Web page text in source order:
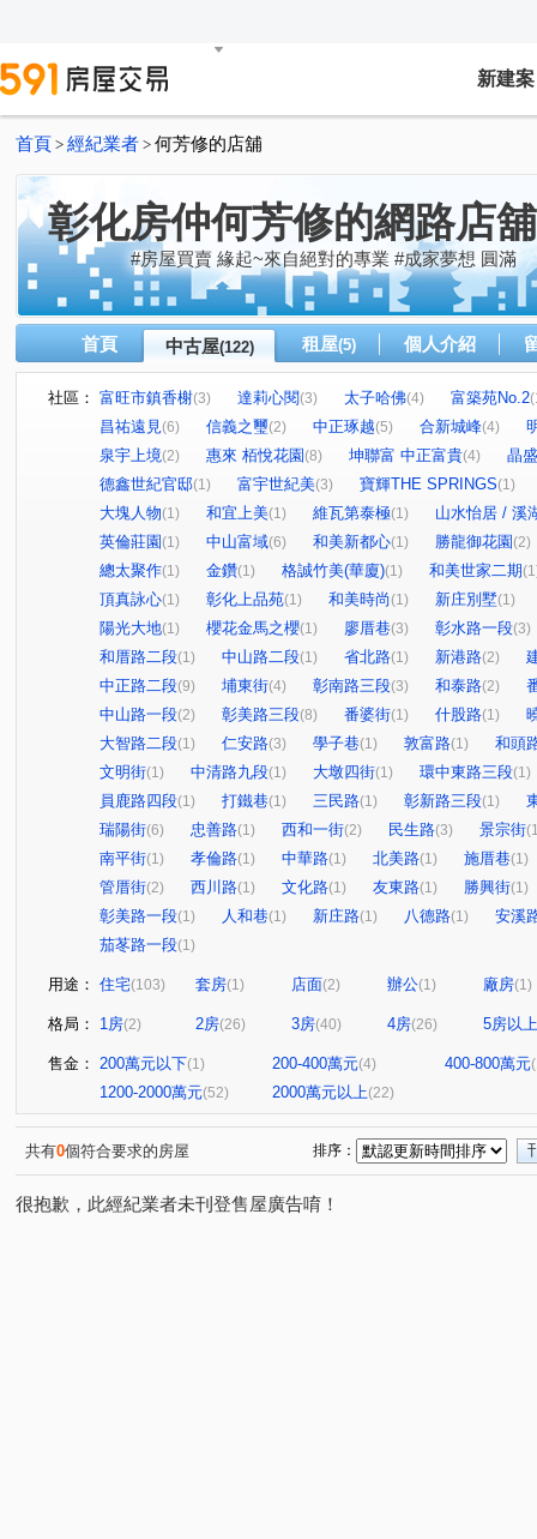
新建案
首頁 > 經紀業者 > 何芳修的店舖
彰化房仲何芳修的網路店舖
#房屋買賣 緣起~來自絕對的專業 #成家夢想 圓滿
首頁 中古屋(122) 租屋(5) 個人介紹
社區： 富旺市鎮香榭(3) 達莉心閱(3) 太子哈佛(4) 富築苑No.2
昌祐遠見(6) 信義之璽(2) 中正琢越(5) 合新城峰(4)
泉宇上境(2) 惠來 栢悅花園(8) 坤聯富 中正富貴(4)
晶
德鑫世紀官邸(1) 富宇世紀美(3) 寶輝THE SPRINGS(1)
大塊人物(1) 和宜上美(1) 維瓦第泰極(1)
山水怡居 / 溪
英倫莊園 (1) 中山富域(6) 和美新都心(1) 勝龍御花園 (2)
總太聚作(1) 金鑽(1) 格誠竹美(華廈)(1) 和美世家二期
頂真詠心(1) 彰化上品苑(1) 和美時尚(1) 新庄別墅(1)
陽光大地(1) 櫻花金馬之櫻(1) 廖厝巷(3) 彰水路一段(3)
和厝路二段(1) 中山路二段(1) 省北路(1) 新港路(2)
中正路二段(9) 埔東街(4) 彰南路三段(3) 和泰路(2)
中山路一段(2) 彰美路三段(8) 番婆街(1) 什股路(1)
大智路二段(1) 仁安路(3) 學子巷(1) 敦富路(1)
和頭
文明街(1) 中清路九段(1) 大墩四街(1) 環中東路三段(1)
員鹿路四段(1) 打鐵巷(1) 三民路(1) 彰新路三段(1)
瑞陽街(6) 忠善路(1) 西和一街(2) 民生路(3) 景宗街
南平街(1) 孝倫路(1) 中華路(1) 北美路(1) 施厝巷(1)
管厝街(2) 西川路(1) 文化路(1) 友東路(1) 勝興街(1)
彰美路一段(1) 人和巷(1) 新庄路(1) 八德路(1)
安溪
茄苳路一段(1)
用途： 住宅(103) 套房(1) 店面(2) 辦公(1) 廠房(1)
格局： 1房(2) 2房(26) 3房(40) 4房(26) 5房以上
售金： 200萬元以下(1) 200-400萬元(4) 400-800萬元
1200-2000萬元(52) 2000萬元以上(22)
共有0個符合要求的房屋 排序：
很抱歉，此經紀業者未刊登售屋廣告唷！